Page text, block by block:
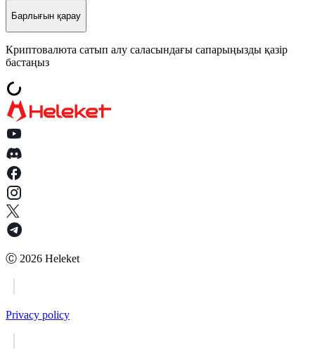
Барлығын қарау
Криптовалюта сатып алу саласындағы сапарыңызды қазір
бастаңыз
Ⓒ 2026 Heleket
Privacy policy